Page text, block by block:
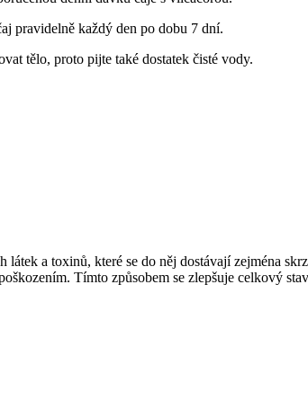
pravidelně každý den po dobu 7 dní.
tělo, proto pijte také dostatek čisté vody.
a toxinů, které se do něj dostávají zejména
Tímto způsobem se zlepšuje celkový